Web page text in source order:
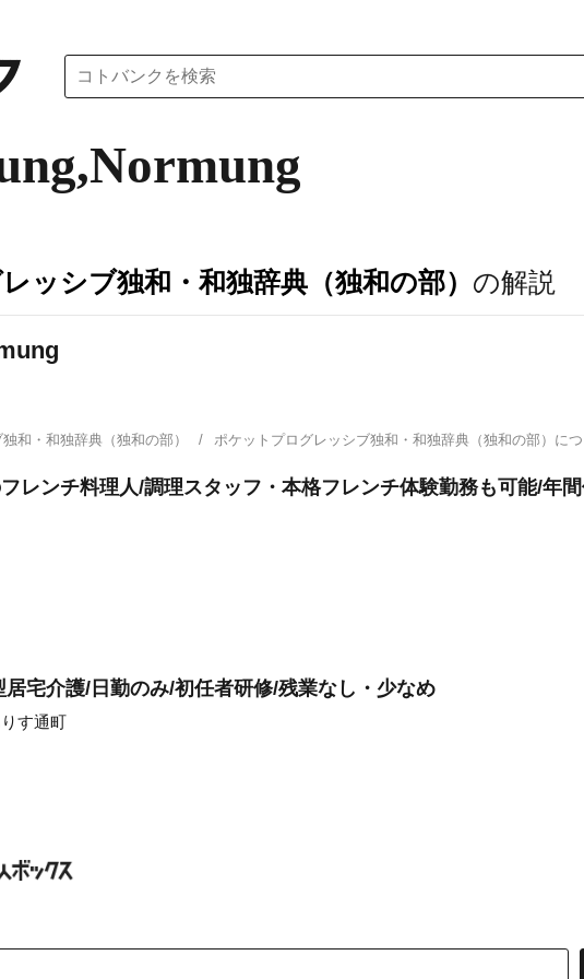
ッシブ独和・和独辞典（独和の部） の解説
和・和独辞典（独和の部） ポケットプログレッシブ独和・和独辞典（独和の部）
レンチ料理人/調理スタッフ・本格フレンチ体験勤務も可能/年
宅介護/日勤のみ/初任者研修/残業なし・少なめ
す通町